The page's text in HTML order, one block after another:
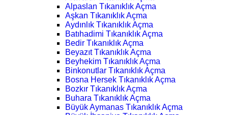
Alpaslan Tıkanıklık Açma
Aşkan Tıkanıklık Açma
Aydınlık Tıkanıklık Açma
Batıhadimi Tıkanıklık Açma
Bedir Tıkanıklık Açma
Beyazıt Tıkanıklık Açma
Beyhekim Tıkanıklık Açma
Binkonutlar Tıkanıklık Açma
Bosna Hersek Tıkanıklık Açma
Bozkır Tıkanıklık Açma
Buhara Tıkanıklık Açma
Büyük Aymanas Tıkanıklık Açma